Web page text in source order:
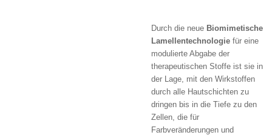
Durch die neue Biomimetische
Lamellentechnologie für eine
modulierte Abgabe der
therapeutischen Stoffe ist sie in
der Lage, mit den Wirkstoffen
durch alle Hautschichten zu
dringen bis in die Tiefe zu den
Zellen, die für
Farbveränderungen und